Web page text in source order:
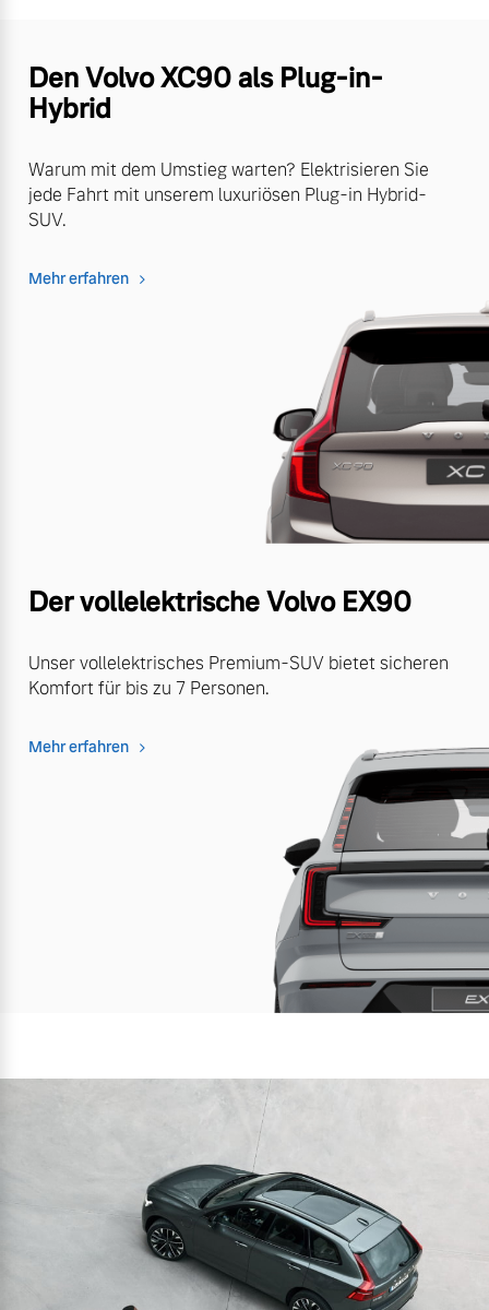
Den Volvo XC90 als Plug-in-
Hybrid
Warum mit dem Umstieg warten? Elektrisieren Sie
jede Fahrt mit unserem luxuriösen Plug-in Hybrid-
SUV.
Mehr erfahren
Der vollelektrische Volvo EX90
Unser vollelektrisches Premium-SUV bietet sicheren
Komfort für bis zu 7 Personen.
Mehr erfahren